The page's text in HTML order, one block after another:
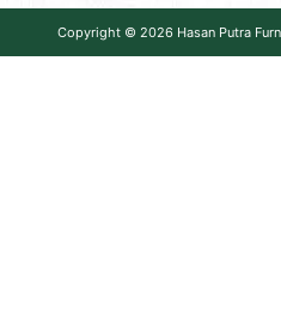
Copyright © 2026 Hasan Putra